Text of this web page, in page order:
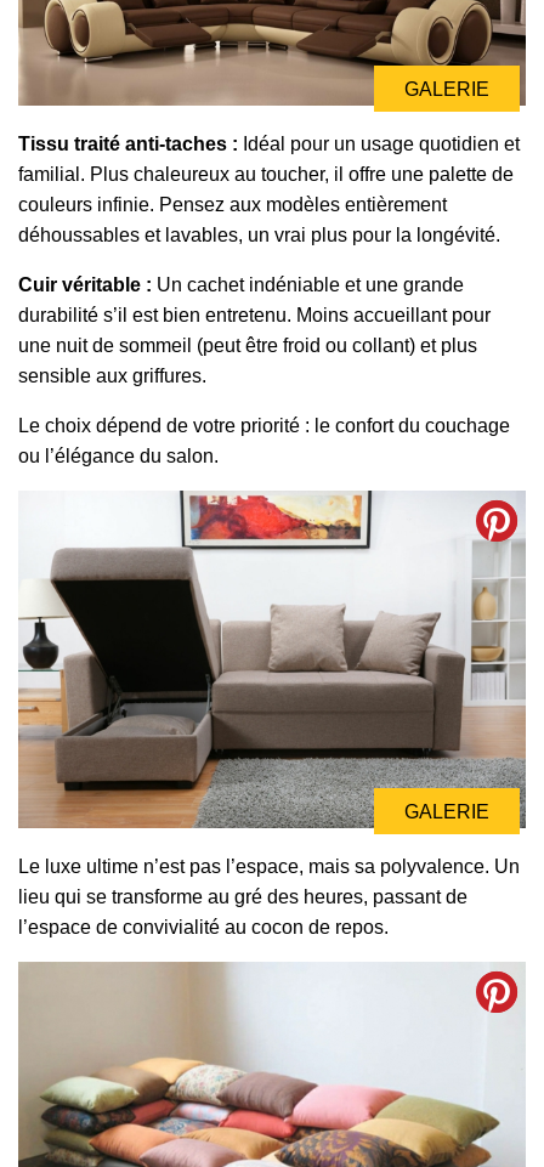
GALERIE
Tissu traité anti-taches : Idéal pour un usage quotidien et
familial. Plus chaleureux au toucher, il offre une palette de
couleurs infinie. Pensez aux modèles entièrement
déhoussables et lavables, un vrai plus pour la longévité.
Cuir véritable : Un cachet indéniable et une grande
durabilité s’il est bien entretenu. Moins accueillant pour
une nuit de sommeil (peut être froid ou collant) et plus
sensible aux griffures.
Le choix dépend de votre priorité : le confort du couchage
ou l’élégance du salon.
GALERIE
Le luxe ultime n’est pas l’espace, mais sa polyvalence. Un
lieu qui se transforme au gré des heures, passant de
l’espace de convivialité au cocon de repos.